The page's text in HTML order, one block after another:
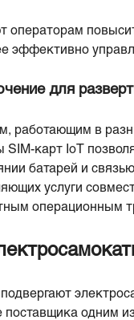
операторам
эффективно
для
работающим в
SIM-карт IoT
батарей и
услуги
операционным
одним